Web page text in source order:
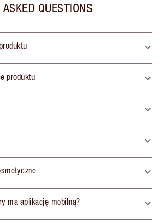
ASKED QUESTIONS
produktu
ma aplikację mobilną?